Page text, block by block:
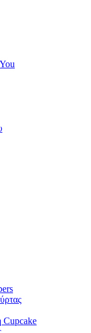
Cupcake